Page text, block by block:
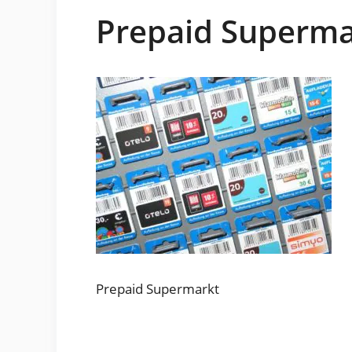
Prepaid
Prepaid Supermarkt